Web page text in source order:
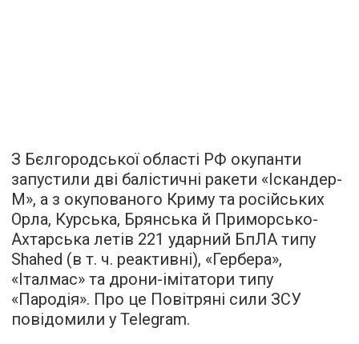
З Бєлгородської області РФ окупанти
запустили дві балістичні ракети «Іскандер-
М», а з окупованого Криму та російських
Орла, Курська, Брянська й Приморсько-
Ахтарська летів 221 ударний БпЛА типу
Shahed (в т. ч. реактивні), «Гербера»,
«Італмас» та дрони-імітатори типу
«Пародія». Про це Повітряні сили ЗСУ
повідомили у Telegram.